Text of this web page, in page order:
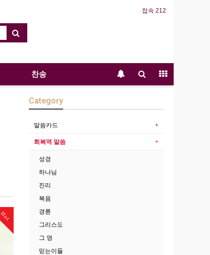
접속 212
찬송
Hot
Category
말씀카드
회복역 말씀
성경
하나님
진리
복음
경륜
그리스도
그 영
믿는이들